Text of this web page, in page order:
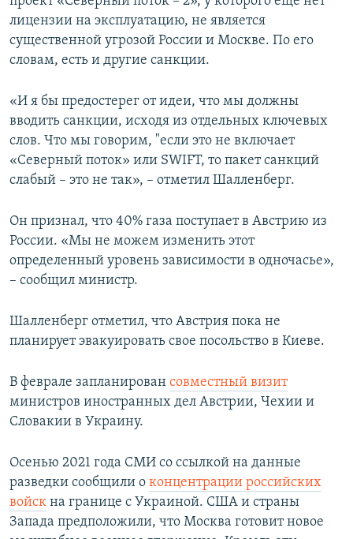
лицензии на эксплуатацию, не является
существенной угрозой России и Москве. По его
словам, есть и другие санкции.
«И я бы предостерег от идеи, что мы должны
вводить санкции, исходя из отдельных ключевых
слов. Что мы говорим, "если это не включает
«Северный поток» или SWIFT, то пакет санкций
слабый – это не так», – отметил Шалленберг.
Он признал, что 40% газа поступает в Австрию из
России. «Мы не можем изменить этот
определенный уровень зависимости в одночасье»,
– сообщил министр.
Шалленберг отметил, что Австрия пока не
планирует эвакуировать свое посольство в Киеве.
В феврале запланирован совместный визит
министров иностранных дел Австрии, Чехии и
Словакии в Украину.
Осенью 2021 года СМИ со ссылкой на данные
разведки сообщили о концентрации российских
войск на границе с Украиной. США и страны
Запада предположили, что Москва готовит новое